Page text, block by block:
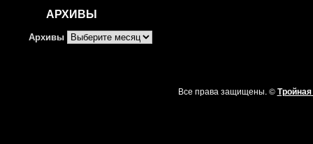
АРХИВЫ
Архивы
Все права защищены. ©